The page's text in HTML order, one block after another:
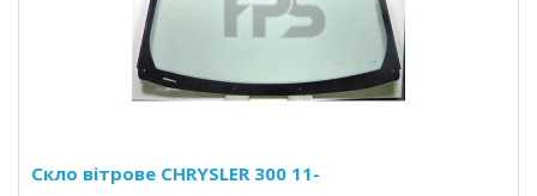
Скло вітрове CHRYSLER 300 11-